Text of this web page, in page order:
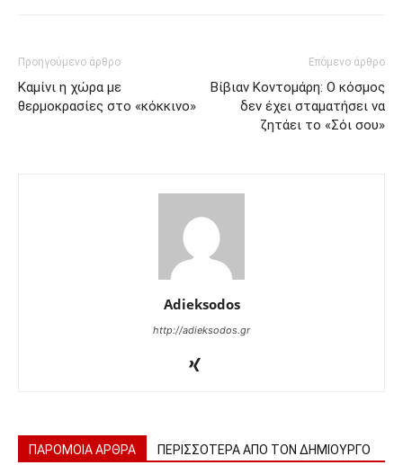
Προηγούμενο άρθρο
Καμίνι η χώρα με
θερμοκρασίες στο «κόκκινο»
Επόμενο άρθρο
Βίβιαν Κοντομάρη: Ο κόσμος
δεν έχει σταματήσει να
ζητάει το «Σόι σου»
Adieksodos
http://adieksodos.gr
ΠΑΡΟΜΟΙΑ ΑΡΘΡΑ ΠΕΡΙΣΣΟΤΕΡΑ ΑΠΟ ΤΟΝ ΔΗΜΙΟΥΡΓΟ